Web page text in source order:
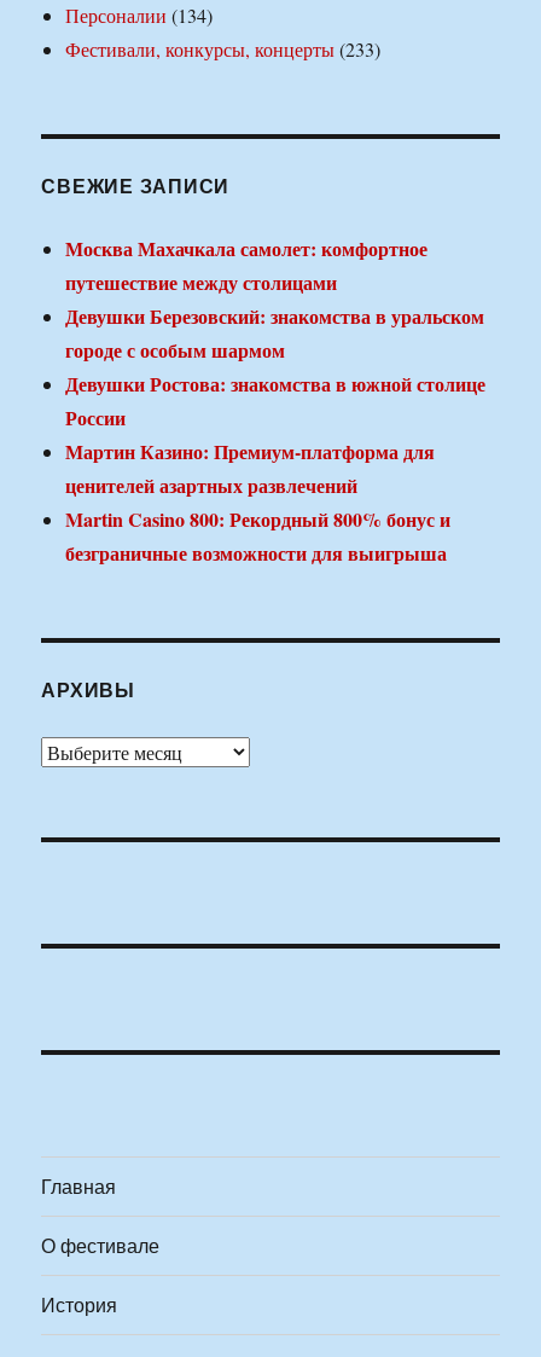
Персоналии (134)
Фестивали, конкурсы, концерты(233)
СВЕЖИЕ ЗАПИСИ
Москва Махачкала самолет: комфортное
путешествие между столицами
Девушки Березовский: знакомства в уральском
городе с особым шармом
Девушки Ростова: знакомства в южной столице
России
Мартин Казино: Премиум-платформа для
ценителей азартных развлечений
Martin Casino 800: Рекордный 800% бонус и
безграничные возможности для выигрыша
АРХИВЫ
Архивы
Главная
О фестивале
История